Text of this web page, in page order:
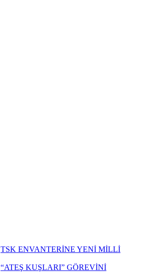
TSK ENVANTERİNE YENİ MİLLİ
“ATEŞ KUŞLARI” GÖREVİNİ